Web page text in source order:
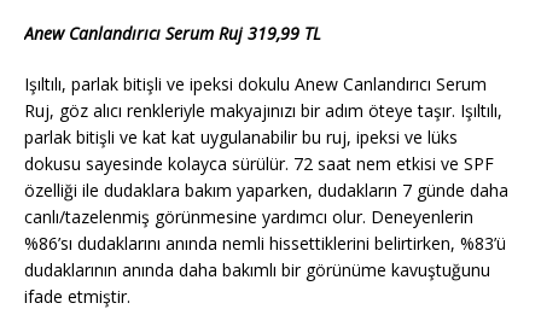
Anew Canlandırıcı Serum Ruj 319,99 TL
Işıltılı, parlak bitişli ve ipeksi dokulu Anew Canlandırıcı Serum
Ruj, göz alıcı renkleriyle makyajınızı bir adım öteye taşır. Işıltılı,
parlak bitişli ve kat kat uygulanabilir bu ruj, ipeksi ve lüks
dokusu sayesinde kolayca sürülür. 72 saat nem etkisi ve SPF
özelliği ile dudaklara bakım yaparken, dudakların 7 günde daha
canlı/tazelenmiş görünmesine yardımcı olur. Deneyenlerin
%86’sı dudaklarını anında nemli hissettiklerini belirtirken, %83’ü
dudaklarının anında daha bakımlı bir görünüme kavuştuğunu
ifade etmiştir.